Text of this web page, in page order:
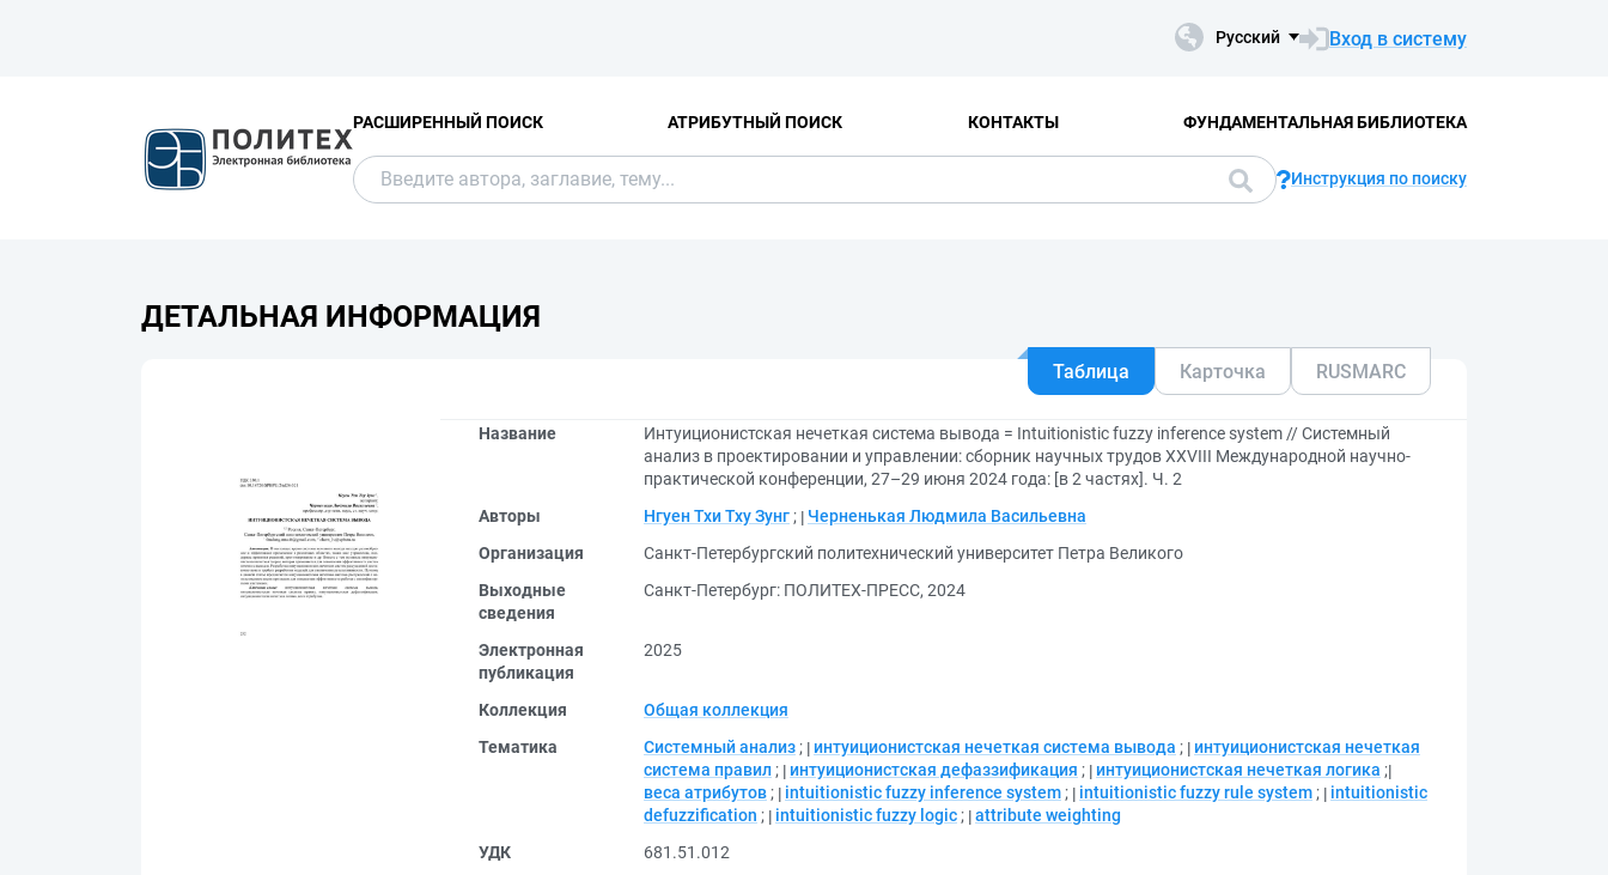
Русский Вход в систему
РАСШИРЕННЫЙ ПОИСК АТРИБУТНЫЙ ПОИСК КОНТАКТЫ ФУНДАМЕНТАЛЬНАЯ БИБЛИОТЕКА
Инструкция по поиску
ДЕТАЛЬНАЯ ИНФОРМАЦИЯ
Таблица Карточка RUSMARC
Название
Интуиционистская нечеткая система вывода = Intuitionistic fuzzy inference system // Системный
анализ в проектировании и управлении: сборник научных трудов XXVIII Международной научно-
практической конференции, 27–29 июня 2024 года: [в 2 частях]. Ч. 2
Авторы
Нгуен Тхи Тху Зунг ;
Черненькая Людмила Васильевна
Организация
Санкт-Петербургский политехнический университет Петра Великого
Выходные
сведения
Санкт-Петербург: ПОЛИТЕХ-ПРЕСС, 2024
Электронная
публикация
2025
Коллекция
Общая коллекция
Тематика
Системный анализ ; интуиционистская нечеткая система вывода ;
интуиционистская нечеткая
система правил ; интуиционистская дефаззификация ; интуиционистская нечеткая логика ;
веса атрибутов ; intuitionistic fuzzy inference system ; intuitionistic fuzzy rule system ;
intuitionistic
defuzzification ; intuitionistic fuzzy logic ; attribute weighting
УДК
681.51.012